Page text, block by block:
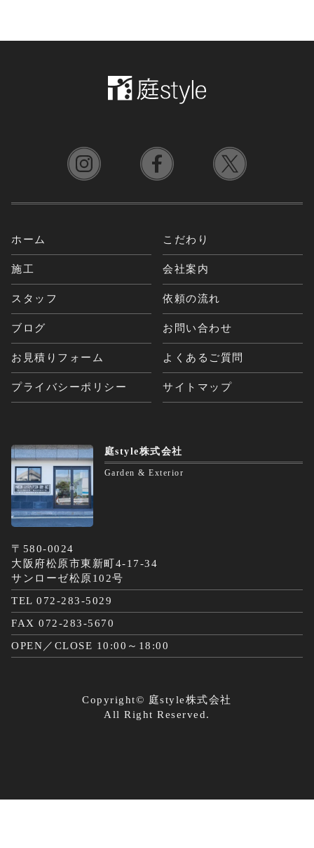
ホーム こだわり
施工 会社案内
スタッフ 依頼の流れ
ブログ お問い合わせ
お見積りフォーム よくあるご質問
プライバシーポリシー サイトマップ
庭style株式会社
Garden & Exterior
〒580-0024
大阪府松原市東新町4-17-34
サンローゼ松原102号
TEL 072-283-5029
FAX 072-283-5670
OPEN／CLOSE 10:00～18:00
Copyright© 庭style株式会社
All Right Reserved.